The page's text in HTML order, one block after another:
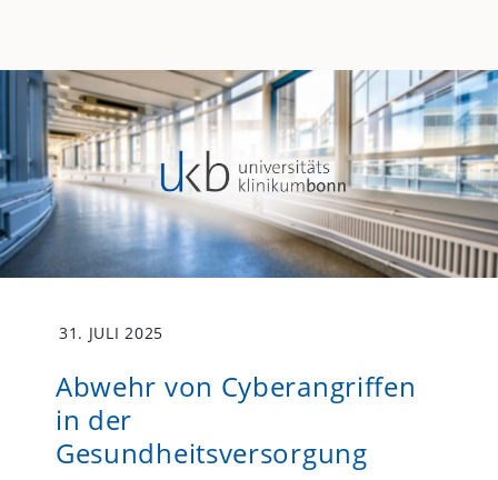
31. JULI 2025
Abwehr von Cyberangriffen
in der
Gesundheitsversorgung